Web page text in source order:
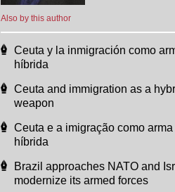
Also by this author
Ceuta y la inmigración como
híbrida
Ceuta and immigration as a
weapon
Ceuta e a imigração como
híbrida
Brazil approaches NATO and
modernize its armed forces